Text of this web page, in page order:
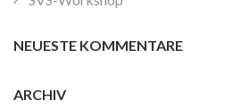
NEUESTE KOMMENTARE
ARCHIV